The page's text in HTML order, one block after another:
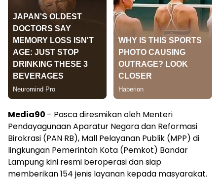
Media90 – Pasca diresmikan oleh Menteri
Pendayagunaan Aparatur Negara dan Reformasi
Birokrasi (PAN RB), Mall Pelayanan Publik (MPP) di
lingkungan Pemerintah Kota (Pemkot) Bandar
Lampung kini resmi beroperasi dan siap
memberikan 154 jenis layanan kepada masyarakat.